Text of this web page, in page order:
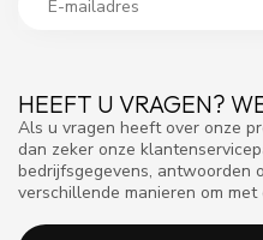
HEEFT U VRAGEN?
Als u vragen heeft over onze
dan zeker onze
bedrijfsgegevens, antwoorden
verschillende manieren om